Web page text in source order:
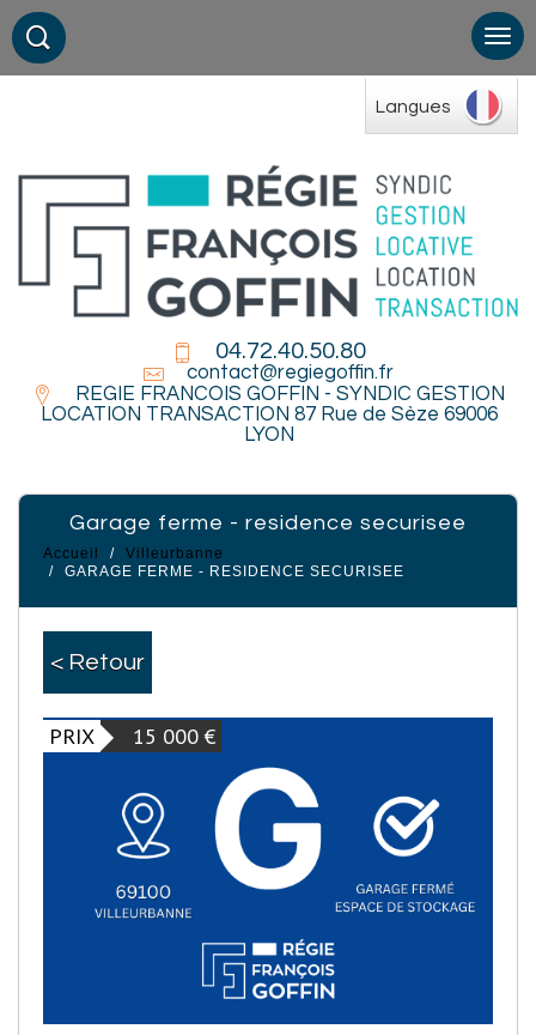
Langues
04.72.40.50.80
contact@regiegoffin.fr
REGIE FRANCOIS GOFFIN - SYNDIC GESTION
LOCATION TRANSACTION 87 Rue de Sèze 69006
LYON
garage ferme - residence securisee
Accueil
Villeurbanne
GARAGE FERME - RESIDENCE SECURISEE
< Retour
PRIX 15 000 €